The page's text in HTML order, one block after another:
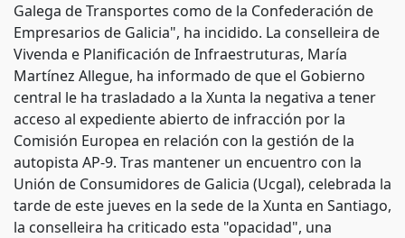
Galega de Transportes como de la Confederación de
Empresarios de Galicia", ha incidido. La conselleira de
Vivenda e Planificación de Infraestruturas, María
Martínez Allegue, ha informado de que el Gobierno
central le ha trasladado a la Xunta la negativa a tener
acceso al expediente abierto de infracción por la
Comisión Europea en relación con la gestión de la
autopista AP-9. Tras mantener un encuentro con la
Unión de Consumidores de Galicia (Ucgal), celebrada la
tarde de este jueves en la sede de la Xunta en Santiago,
la conselleira ha criticado esta "opacidad", una